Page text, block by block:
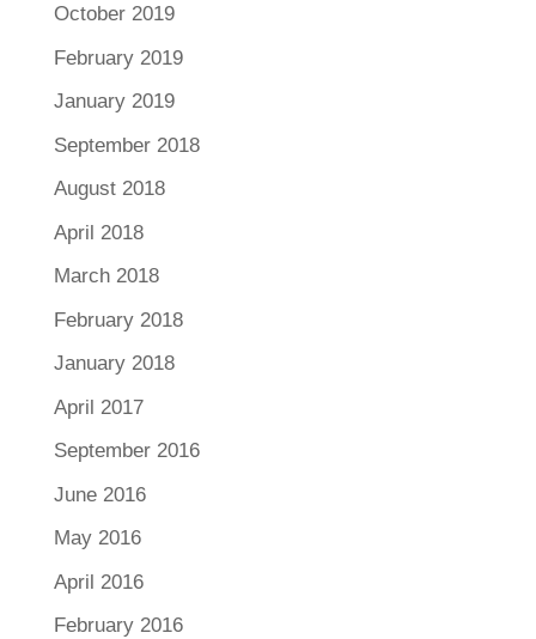
October 2019
February 2019
January 2019
September 2018
August 2018
April 2018
March 2018
February 2018
January 2018
April 2017
September 2016
June 2016
May 2016
April 2016
February 2016